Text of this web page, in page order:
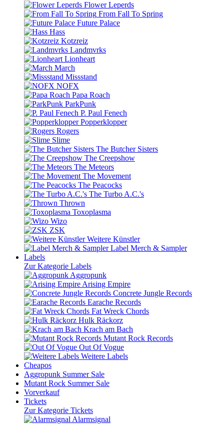
Flower Leperds
From Fall To Spring
Future Palace
Hass
Kotzreiz
Landmvrks
Lionheart
March
Missstand
NOFX
Papa Roach
ParkPunk
P. Paul Fenech
Popperklopper
Rogers
Slime
The Butcher Sisters
The Creepshow
The Meteors
The Movement
The Peacocks
The Turbo A.C.'s
Thrown
Toxoplasma
Wizo
ZSK
Weitere Künstler
Label Merch & Sampler
Labels
Zur Kategorie Labels
Aggropunk
Arising Empire
Concrete Jungle Records
Earache Records
Fat Wreck Chords
Hulk Räckorz
Krach am Bach
Mutant Rock Records
Out Of Vogue
Weitere Labels
Cheapos
Aggropunk Summer Sale
Mutant Rock Summer Sale
Vorverkauf
Tickets
Zur Kategorie Tickets
Alarmsignal